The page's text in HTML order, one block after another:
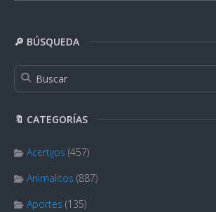
🔎 BÚSQUEDA
🔖 CATEGORÍAS
Acertijos (457)
Animalitos (887)
Aportes (135)